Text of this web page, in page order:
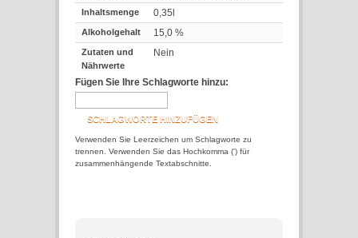
Inhaltsmenge 0,35l
Alkoholgehalt 15,0 %
Zutaten und
Nährwerte
Nein
Fügen Sie Ihre Schlagworte hinzu:
SCHLAGWORTE HINZUFÜGEN
Verwenden Sie Leerzeichen um Schlagworte zu
trennen. Verwenden Sie das Hochkomma (') für
zusammenhängende Textabschnitte.